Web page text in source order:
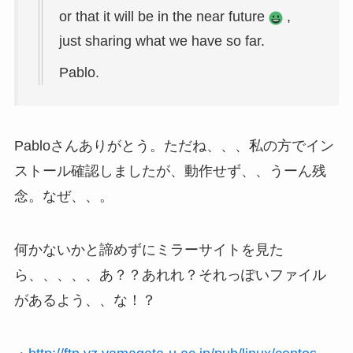
or that it will be in the near future
,
just sharing what we have so far.
Pablo.
Pabloさんありがとう。ただね、、、私の方でイン
ストール確認しましたが、動作せず、、うーん残
念。なぜ、、。
何かないかと諦めずにミラーサイトを見た
ら、、、、、あ？？あれれ？それっぽいファイル
があるよう、、な！？